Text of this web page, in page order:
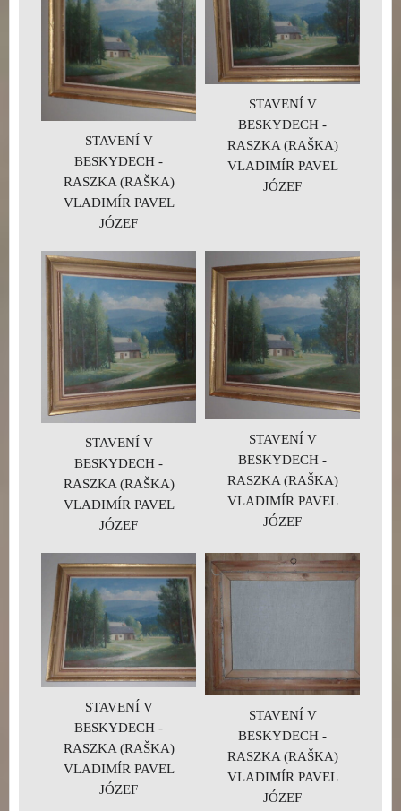
STAVENÍ V
BESKYDECH -
RASZKA (RAŠKA)
VLADIMÍR PAVEL
JÓZEF
STAVENÍ V
BESKYDECH -
RASZKA (RAŠKA)
VLADIMÍR PAVEL
JÓZEF
STAVENÍ V
BESKYDECH -
RASZKA (RAŠKA)
VLADIMÍR PAVEL
JÓZEF
STAVENÍ V
BESKYDECH -
RASZKA (RAŠKA)
VLADIMÍR PAVEL
JÓZEF
STAVENÍ V
BESKYDECH -
RASZKA (RAŠKA)
VLADIMÍR PAVEL
JÓZEF
STAVENÍ V
BESKYDECH -
RASZKA (RAŠKA)
VLADIMÍR PAVEL
JÓZEF